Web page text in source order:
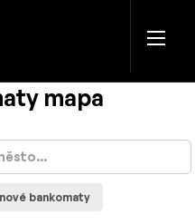
mapa
bankomaty